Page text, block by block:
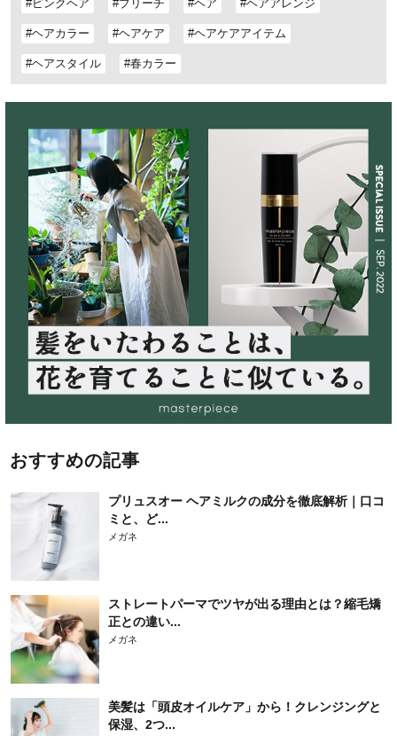
#ピンクヘア #ブリーチ #ヘア #ヘアアレンジ
#ヘアカラー #ヘアケア #ヘアケアアイテム
#ヘアスタイル #春カラー
おすすめの記事
プリュスオー ヘアミルクの成分を徹底解析｜口コ
ミと、ど...
メガネ
ストレートパーマでツヤが出る理由とは？縮毛矯
正との違い...
メガネ
美髪は「頭皮オイルケア」から！クレンジングと
保湿、2つ...